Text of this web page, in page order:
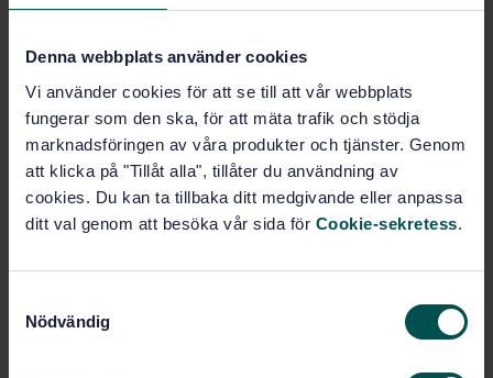
Denna webbplats använder cookies
Vi använder cookies för att se till att vår webbplats
fungerar som den ska, för att mäta trafik och stödja
marknadsföringen av våra produkter och tjänster. Genom
att klicka på "Tillåt alla", tillåter du användning av
cookies. Du kan ta tillbaka ditt medgivande eller anpassa
ditt val genom att besöka vår sida för Cookie-sekretess.
Nödvändig
Prenumerera på standarden - Läs mer
Pris:1 737 SEK
PDF
Lägg i varukorgen
Produktinformation